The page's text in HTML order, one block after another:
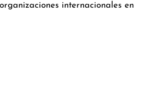
internacionales en